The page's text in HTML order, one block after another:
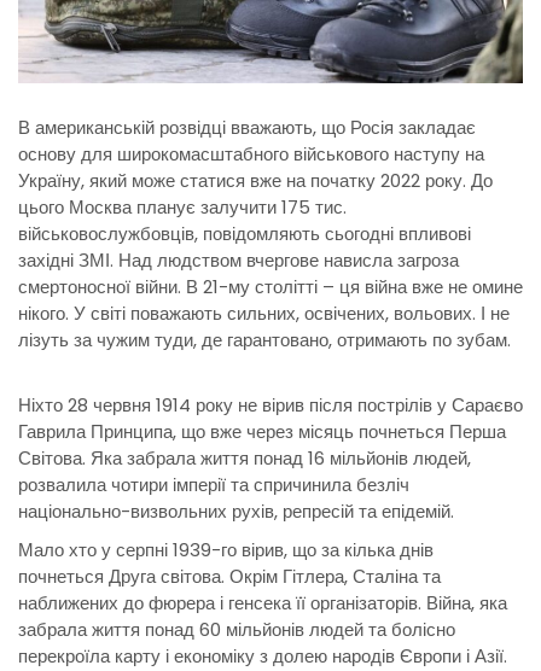
В американській розвідці вважають, що Росія закладає
основу для широкомасштабного військового наступу на
Україну, який може статися вже на початку 2022 року. До
цього Москва планує залучити 175 тис.
військовослужбовців, повідомляють сьогодні впливові
західні ЗМІ. Над людством вчергове нависла загроза
смертоносної війни. В 21-му столітті – ця війна вже не омине
нікого. У світі поважають сильних, освічених, вольових. І не
лізуть за чужим туди, де гарантовано, отримають по зубам.
Ніхто 28 червня 1914 року не вірив після пострілів у Сараєво
Гаврила Принципа, що вже через місяць почнеться Перша
Світова. Яка забрала життя понад 16 мільйонів людей,
розвалила чотири імперії та спричинила безліч
національно-визвольних рухів, репресій та епідемій.
Мало хто у серпні 1939-го вірив, що за кілька днів
почнеться Друга світова. Окрім Гітлера, Сталіна та
наближених до фюрера і генсека її організаторів. Війна, яка
забрала життя понад 60 мільйонів людей та болісно
перекроїла карту і економіку з долею народів Європи і Азії.